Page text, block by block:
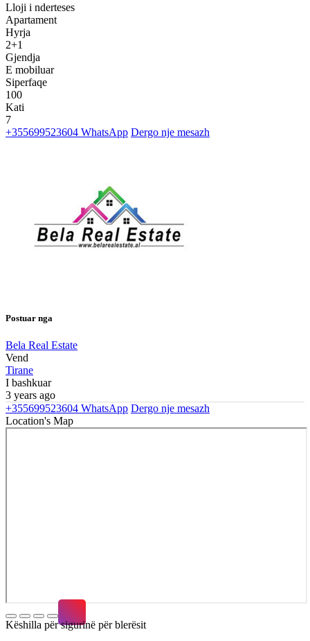
Lloji i nderteses
Apartament
Hyrja
2+1
Gjendja
E mobiluar
Siperfaqe
100
Kati
7
+355699523604 WhatsApp Dergo nje mesazh
Postuar nga
Bela Real Estate
Vend
Tirane
I bashkuar
3 years ago
+355699523604 WhatsApp Dergo nje mesazh
Location's Map
Këshilla për sigurinë për blerësit